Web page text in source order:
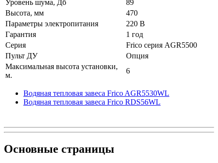
Уровень шума, Дб
89
Высота, мм
470
Параметры электропитания
220 В
Гарантия
1 год
Серия
Frico серия AGR5500
Пульт ДУ
Опция
Максимальная высота установки,
м.
6
Водяная тепловая завеса Frico AGR5530WL
Водяная тепловая завеса Frico RDS56WL
Основные страницы